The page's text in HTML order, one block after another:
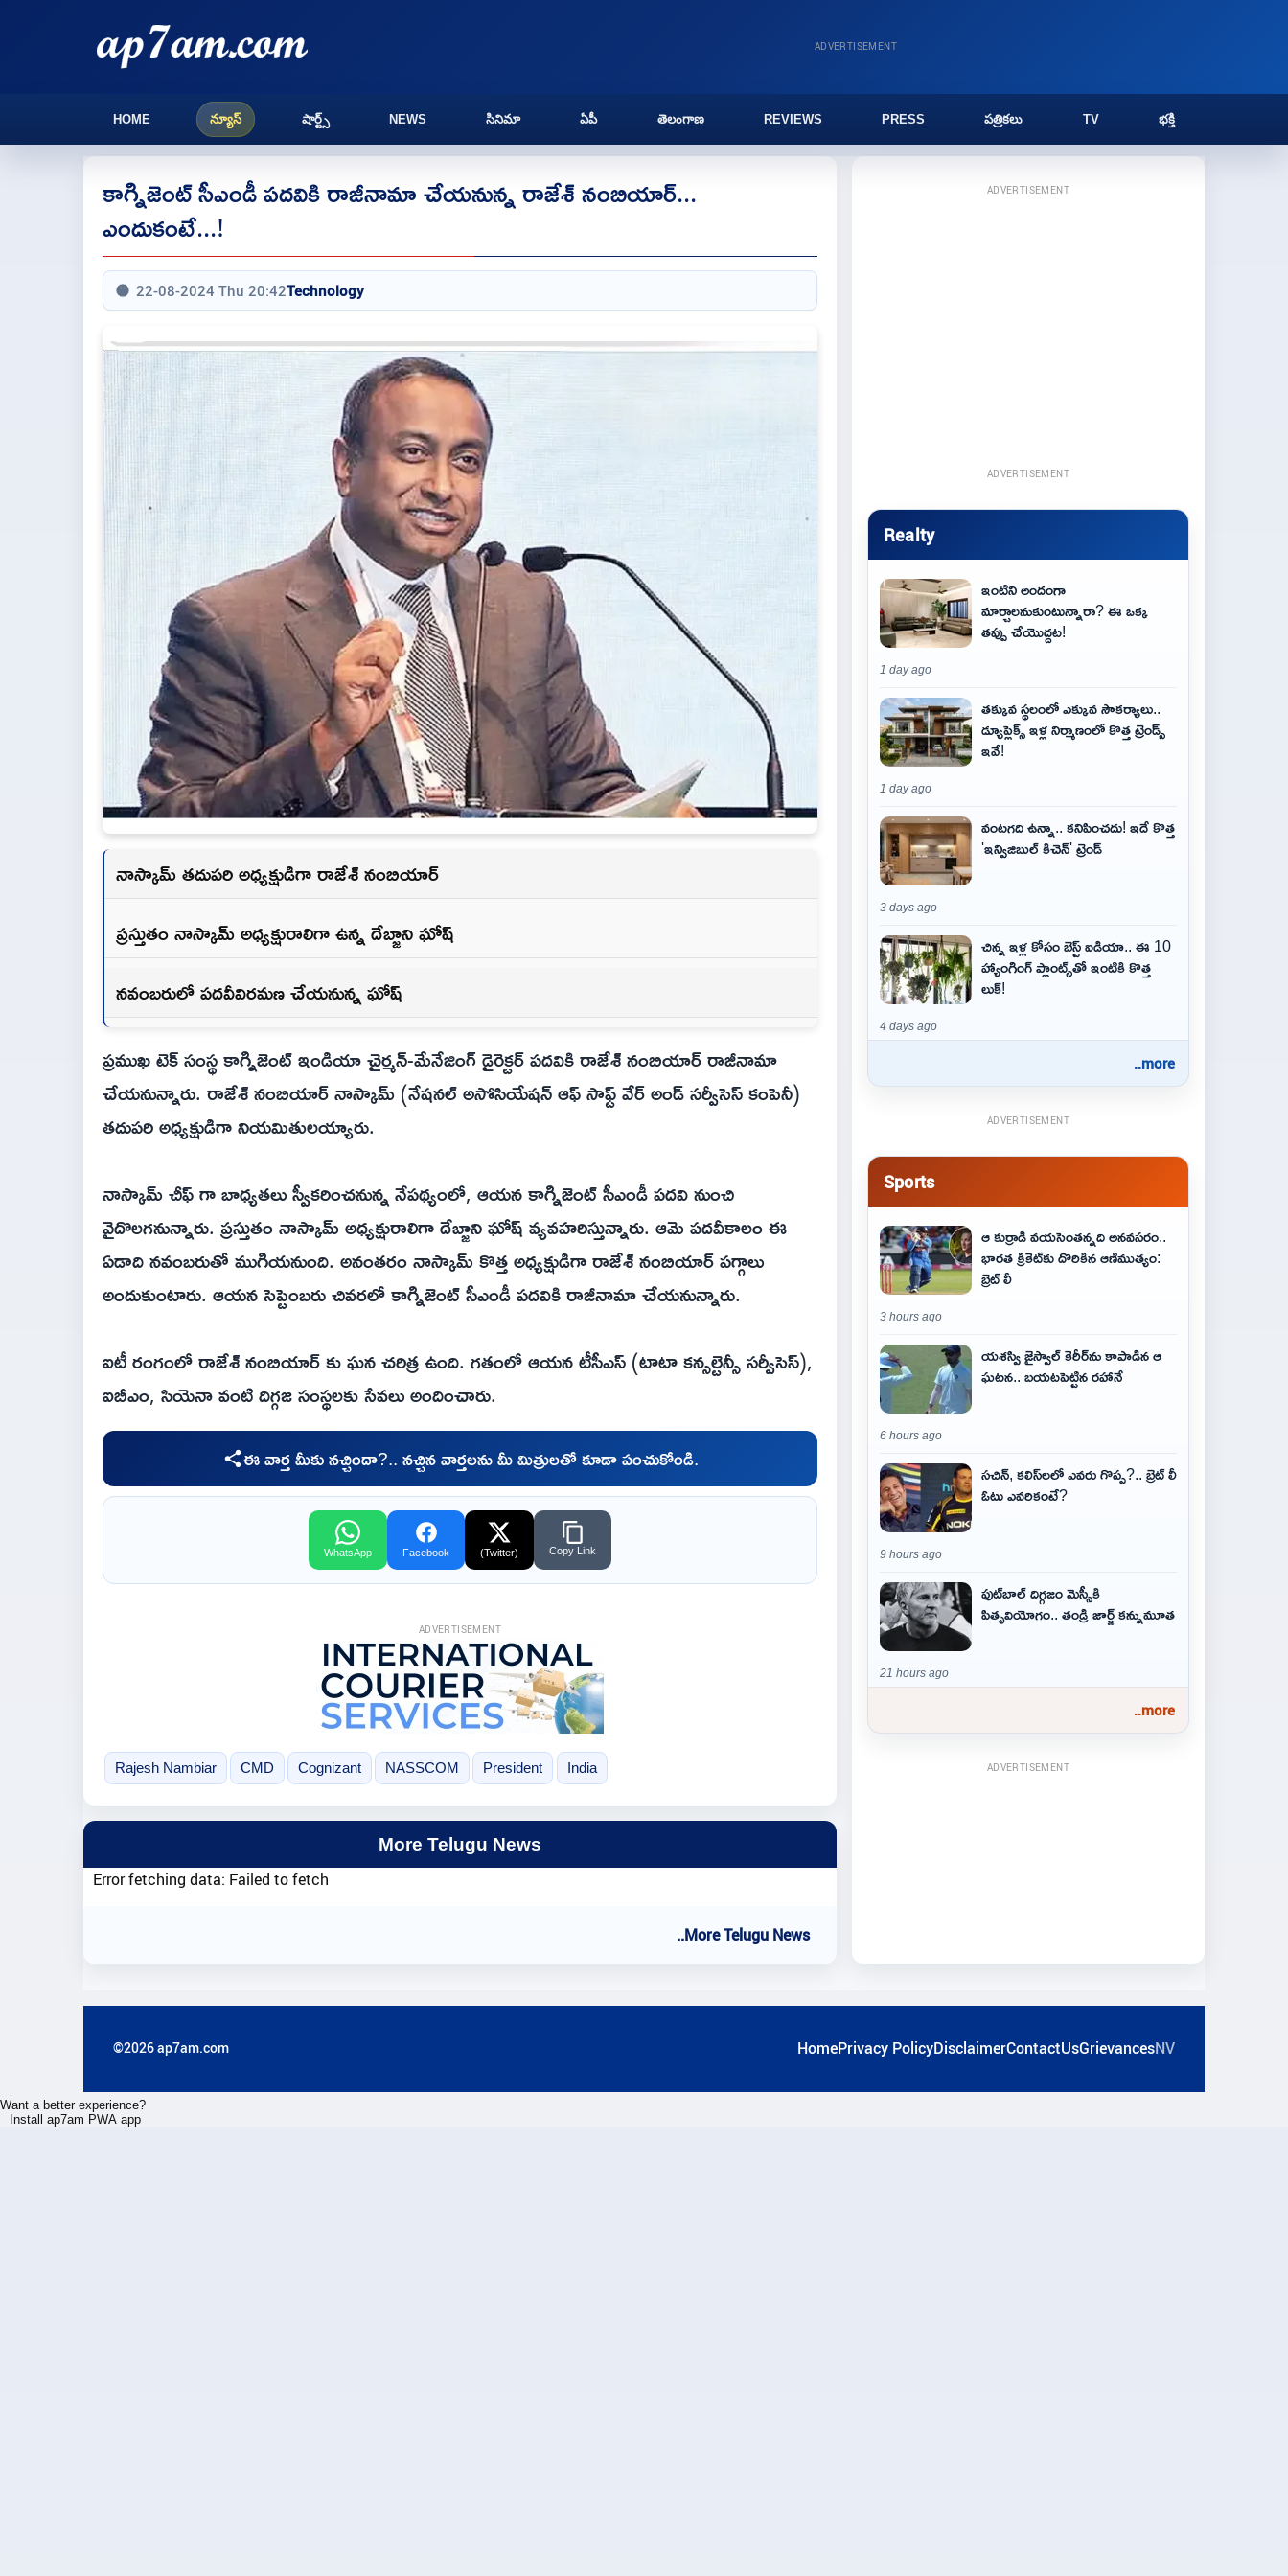
ADVERTISEMENT
HOME న్యూస్ షార్ట్స్ NEWS సినిమా ఏపీ తెలంగాణ REVIEWS PRESS పత్రికలు TV భక్తి
కాగ్నిజెంట్ సీఎండీ పదవికి రాజీనామా చేయనున్న రాజేశ్ నంబియార్...
ఎందుకంటే...!
22-08-2024 Thu 20:42Technology
నాస్కామ్ తదుపరి అధ్యక్షుడిగా రాజేశ్ నంబియార్
ప్రస్తుతం నాస్కామ్ అధ్యక్షురాలిగా ఉన్న దేబ్జాని ఘోష్
నవంబరులో పదవీవిరమణ చేయనున్న ఘోష్
ప్రముఖ టెక్ సంస్థ కాగ్నిజెంట్ ఇండియా చైర్మన్-మేనేజింగ్ డైరెక్టర్ పదవికి రాజేశ్ నంబియార్ రాజీనామా
చేయనున్నారు. రాజేశ్ నంబియార్ నాస్కామ్ (నేషనల్ అసోసియేషన్ ఆఫ్ సాఫ్ట్ వేర్ అండ్ సర్వీసెస్ కంపెనీ)
తదుపరి అధ్యక్షుడిగా నియమితులయ్యారు.
నాస్కామ్ చీఫ్ గా బాధ్యతలు స్వీకరించనున్న నేపథ్యంలో, ఆయన కాగ్నిజెంట్ సీఎండీ పదవి నుంచి
వైదొలగనున్నారు. ప్రస్తుతం నాస్కామ్ అధ్యక్షురాలిగా దేబ్జాని ఘోష్ వ్యవహరిస్తున్నారు. ఆమె పదవీకాలం ఈ
ఏడాది నవంబరుతో ముగియనుంది. అనంతరం నాస్కామ్ కొత్త అధ్యక్షుడిగా రాజేశ్ నంబియార్ పగ్గాలు
అందుకుంటారు. ఆయన సెప్టెంబరు చివరలో కాగ్నిజెంట్ సీఎండీ పదవికి రాజీనామా చేయనున్నారు.
ఐటీ రంగంలో రాజేశ్ నంబియార్ కు ఘన చరిత్ర ఉంది. గతంలో ఆయన టీసీఎస్ (టాటా కన్సల్టెన్సీ సర్వీసెస్),
ఐబీఎం, సియెనా వంటి దిగ్గజ సంస్థలకు సేవలు అందించారు.
ఈ వార్త మీకు నచ్చిందా?.. నచ్చిన వార్తలను మీ మిత్రులతో కూడా పంచుకోండి.
WhatsApp Facebook (Twitter) Copy Link
ADVERTISEMENT
Rajesh Nambiar CMD Cognizant NASSCOM President India
More Telugu News
Error fetching data: Failed to fetch
..More Telugu News
ADVERTISEMENT
ADVERTISEMENT
Realty
ఇంటిని అందంగా
మార్చాలనుకుంటున్నారా? ఈ ఒక్క
తప్పు చేయొద్దట!
1 day ago
తక్కువ స్థలంలో ఎక్కువ సౌకర్యాలు..
డ్యూప్లెక్స్ ఇళ్ల నిర్మాణంలో కొత్త ట్రెండ్స్
ఇవే!
1 day ago
వంటగది ఉన్నా.. కనిపించదు! ఇదే కొత్త
'ఇన్విజిబుల్ కిచెన్' ట్రెండ్
3 days ago
చిన్న ఇళ్ల కోసం బెస్ట్ ఐడియా.. ఈ 10
హ్యాంగింగ్ ప్లాంట్స్‌తో ఇంటికి కొత్త
లుక్!
4 days ago
..more
ADVERTISEMENT
Sports
ఆ కుర్రాడి వయసెంతన్నది అనవసరం..
భారత క్రికెట్‌కు దొరికిన ఆణిముత్యం:
బ్రెట్ లీ
3 hours ago
యశస్వి జైస్వాల్ కెరీర్‌ను కాపాడిన ఆ
ఘటన.. బయటపెట్టిన రహానే
6 hours ago
సచిన్, కలిస్‌లలో ఎవరు గొప్ప?.. బ్రెట్ లీ
ఓటు ఎవరికంటే?
9 hours ago
ఫుట్‌బాల్ దిగ్గజం మెస్సీకి
పితృవియోగం.. తండ్రి జార్జ్ కన్నుమూత
21 hours ago
..more
ADVERTISEMENT
©2026 ap7am.com HomePrivacy PolicyDisclaimerContactUsGrievancesNV
Want a better experience?
Install ap7am PWA app